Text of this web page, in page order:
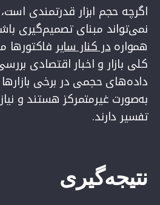
اگرچه حجم ابزار قدرتمندی
نمی‌تواند مبنای تصمیم‌گیری
هموارهدر کنار سایر فاکتورها
کلی بازار و اخبار اقتصادی
داده‌های حجمی در برخی
به‌صورت غیرمتمرکز هستند و
تفسیر دارند.
نتیجه‌گیری